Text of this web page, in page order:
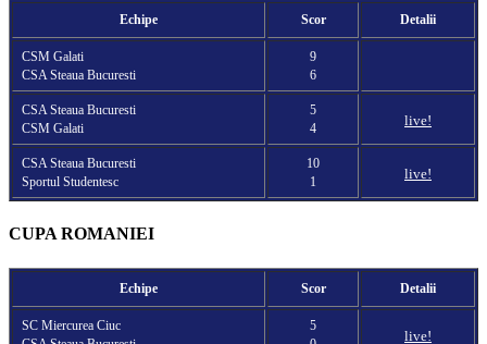
Echipe Scor Detalii
CSM Galati
CSA Steaua Bucuresti
9
6
CSA Steaua Bucuresti
CSM Galati
5
4
live!
CSA Steaua Bucuresti
Sportul Studentesc
10
1
live!
CUPA ROMANIEI
Echipe Scor Detalii
SC Miercurea Ciuc
5
live!